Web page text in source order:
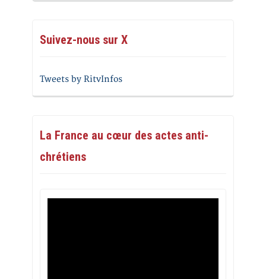
Suivez-nous sur X
Tweets by RitvInfos
La France au cœur des actes anti-
chrétiens